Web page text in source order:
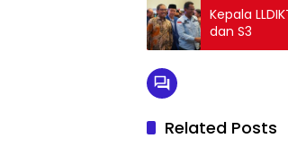
Kepala
dan S3
Related Posts